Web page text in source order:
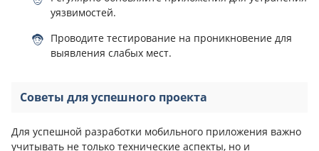
уязвимостей.
Проводите тестирование на проникновение для
выявления слабых мест.
Советы для успешного проекта
Для успешной разработки мобильного приложения важно
учитывать не только технические аспекты, но и